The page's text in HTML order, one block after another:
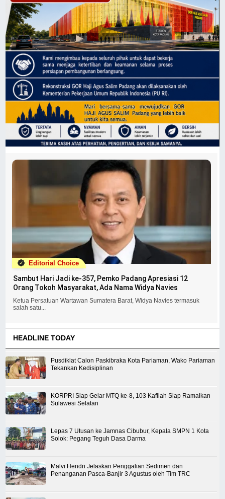
Editorial Choice
Sambut Hari Jadi ke-357, Pemko Padang Apresiasi 12
Orang Tokoh Masyarakat, Ada Nama Widya Navies
Ketua Persatuan Wartawan Sumatera Barat, Widya Navies termasuk
salah satu...
HEADLINE TODAY
Pusdiklat Calon Paskibraka Kota Pariaman, Wako Pariaman
Tekankan Kedisiplinan
KORPRI Siap Gelar MTQ ke-8, 103 Kafilah Siap Ramaikan
Sulawesi Selatan
Lepas 7 Utusan ke Jamnas Cibubur, Kepala SMPN 1 Kota
Solok: Pegang Teguh Dasa Darma
Malvi Hendri Jelaskan Penggalian Sedimen dan
Penanganan Pasca-Banjir 3 Agustus oleh Tim TRC